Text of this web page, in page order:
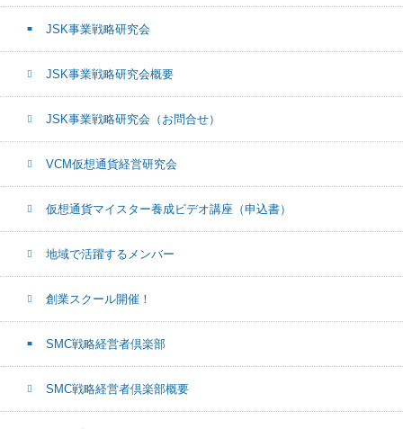
JSK事業戦略研究会
JSK事業戦略研究会概要
JSK事業戦略研究会（お問合せ）
VCM仮想通貨経営研究会
仮想通貨マイスター養成ビデオ講座（申込書）
地域で活躍するメンバー
創業スクール開催！
SMC戦略経営者倶楽部
SMC戦略経営者倶楽部概要